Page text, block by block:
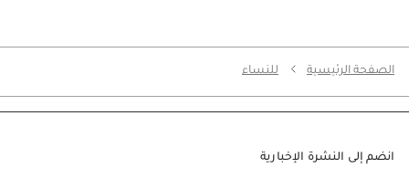
الصفحة الرئيسية للنساء
انضم إلى النشرة الإخبارية